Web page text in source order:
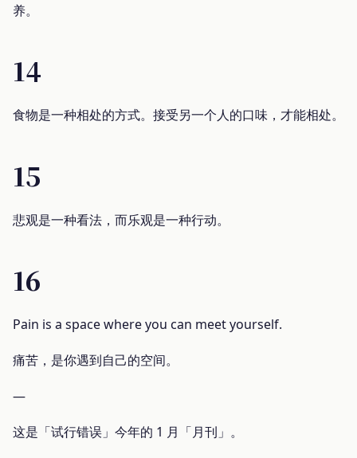
养。
14
食物是一种相处的方式。接受另一个人的口味，才能相处。
15
悲观是一种看法，而乐观是一种行动。
16
Pain is a space where you can meet yourself.
痛苦，是你遇到自己的空间。
—
这是「试行错误」今年的 1 月「月刊」。